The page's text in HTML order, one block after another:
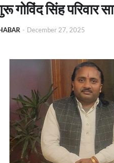
गोविंद सिंह परिवार
- December 27, 2025